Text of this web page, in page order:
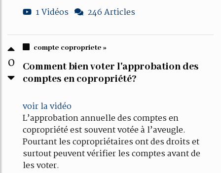
1 Vidéos
246 Articles
0
compte copropriete »
Comment bien voter l'approbation des
comptes en copropriété?
voir la vidéo
L’approbation annuelle des comptes en
copropriété est souvent votée à l’aveugle.
Pourtant les copropriétaires ont des droits et
surtout peuvent vérifier les comptes avant de
les voter.